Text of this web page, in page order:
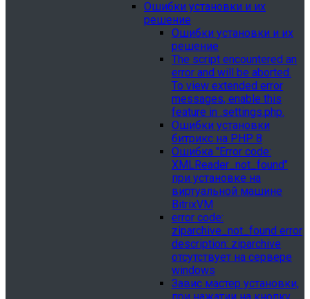
Ошибки установки и их
решение
Ошибки установки и их
решение
The script encountered an
error and will be aborted.
To view extended error
messages, enable this
feature in .settings.php.
Ошибки установки
битрикс на PHP 8
Ошибка "Error сode:
XMLReader_not_found"
при установке на
виртуальной машине
BitrixVM
error сode:
ziparchive_not_found error
description: ziparchive
отсутствует на сервере
windows
Завис мастер установки,